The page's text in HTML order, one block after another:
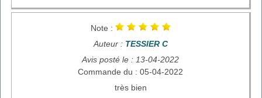
Note :
Auteur : TESSIER C
Avis posté le : 13-04-2022
Commande du : 05-04-2022
très bien